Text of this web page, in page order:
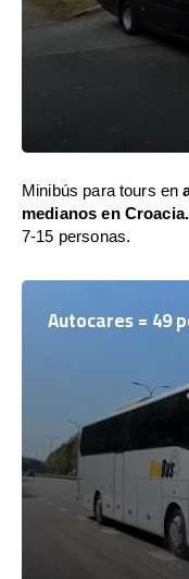
Minibús para tours en
medianos en Croacia.
7-15 personas.
Autocares = 49